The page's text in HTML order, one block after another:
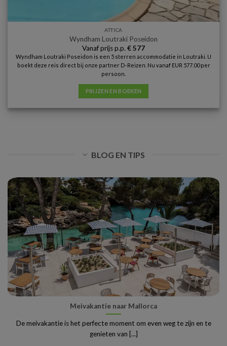
ATTICA
Wyndham Loutraki Poseidon
Vanaf prijs p.p. €577
Wyndham Loutraki Poseidon is een 5 sterren accommodatie in Loutraki. U
boekt deze reis direct bij onze partner D-Reizen. Nu vanaf EUR 577.00 per
persoon.
PRIJZEN EN BOEKEN
BLOG EN TIPS
Meivakantie naar Mallorca
De meivakantie is het perfecte moment om even weg te zijn en te
genieten van [...]